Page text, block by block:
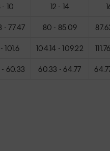
- 10 12 - 14
- 77.47 80 - 85.09
101.6 104.14 - 109.22
- 60.33 60.33 - 64.77